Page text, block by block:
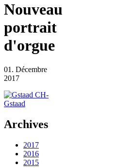
Nouveau
portrait
d'orgue
01. Décembre
2017
CH-
Gstaad
Archives
2017
2016
2015